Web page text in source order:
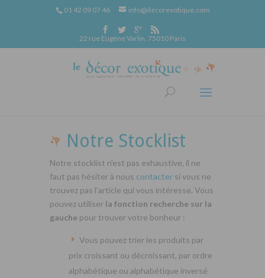
01 42 09 07 46 info@decorexotique.com
22 rue Eugène Varlin, 75010 Paris
Notre Stocklist
Notre stocklist n’est pas exhaustive, il ne
faut pas hésiter à nous contacter si vous ne
trouvez pas l’article qui vous intéresse. Vous
pouvez utiliser la fonction recherche sur la
gauche pour trouver votre bonheur :
Vous pouvez trier les produits par
prix croissant ou décroissant, par ordre
alphabétique ou alphabétique inversé